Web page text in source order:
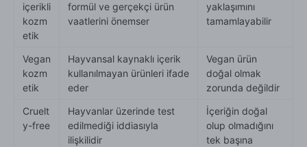
içerikli
kozm
etik
formül ve gerçekçi ürün
vaatlerini önemser
yaklaşımını
tamamlayabilir
Vegan
kozm
etik
Hayvansal kaynaklı içerik
kullanılmayan ürünleri ifade
eder
Vegan ürün
doğal olmak
zorunda değildir
Cruelt
y-free
Hayvanlar üzerinde test
edilmediği iddiasıyla
ilişkilidir
İçeriğin doğal
olup olmadığını
tek başına